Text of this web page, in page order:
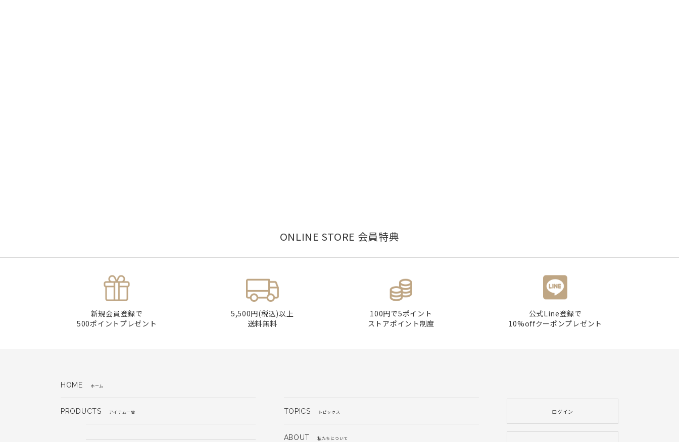
ONLINE STORE 会員特典
新規会員登録で
500ポイントプレゼント
5,500円(税込)以上
送料無料
100円で5ポイント
ストアポイント制度
公式Line登録で
10%offクーポンプレゼント
HOME ホーム
PRODUCTS アイテム一覧 TOPICS トピックス
ABOUT 私たちについて
ログイン